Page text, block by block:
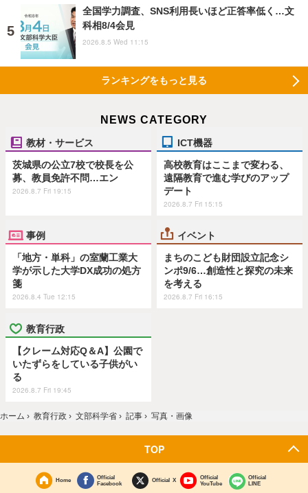
全国学力調査、SNS利用長いほど正答率低く…文
科相8/4会見
2026.8.5 Wed 11:15
ランキングをもっと見る
NEWS CATEGORY
教材・サービス
茨城県の公立7校で校長を公
募、教員免許不問…エン
2026.8.7 Fri 19:15
ICT機器
高校教育はここまで変わる、
遠隔教育で進む学びのアップ
デート
2026.8.7 Fri 15:15
事例
「地方・単科」の室蘭工業大
学が示した大学DX成功の処方
箋
2026.8.4 Tue 12:15
イベント
まちのこども財団設立記念シ
ンポ9/6…創造性と探究の未来
を考える
2026.8.7 Fri 16:15
教育行政
【クレーム対応Q＆A】公園で
いたずらをしている子供がい
る
2026.8.7 Fri 19:45
ホーム › 教育行政 › 文部科学省 › 記事 › 写真・画像
TOP
Home
Official
Facebook
Official X
Official
YouTube
Official
LINE